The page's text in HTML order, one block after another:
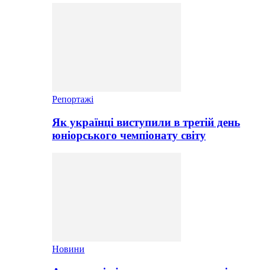
Репортажі
Як українці виступили в третій день
юніорського чемпіонату світу
Новини